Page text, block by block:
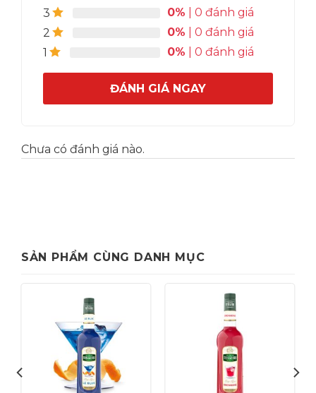
3
0% | 0 đánh giá
2
0% | 0 đánh giá
1
0% | 0 đánh giá
ĐÁNH GIÁ NGAY
Chưa có đánh giá nào.
SẢN PHẨM CÙNG DANH MỤC